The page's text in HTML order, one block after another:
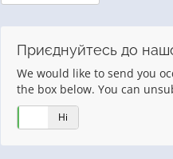
Приєднуйтесь до
We would like to send you
the box below. You can
Ні